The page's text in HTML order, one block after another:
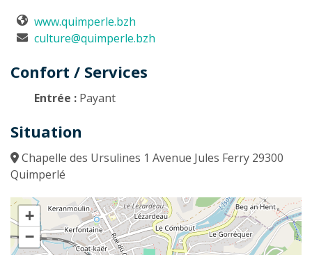
www.quimperle.bzh
culture@quimperle.bzh
Confort / Services
Entrée : Payant
Situation
Chapelle des Ursulines 1 Avenue Jules Ferry 29300
Quimperlé
+
−